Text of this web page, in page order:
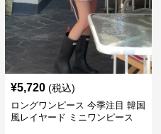
¥5,720 (税込)
ロングワンピース 今季注目 韓国
風レイヤード ミニワンピース